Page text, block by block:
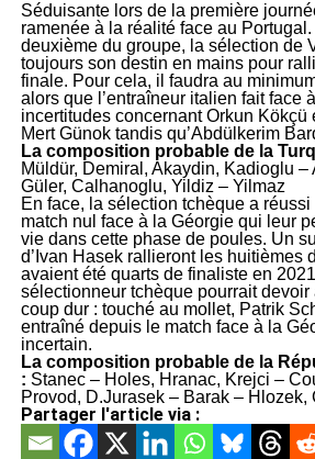
Séduisante lors de la première
ramenée à la réalité face au
deuxième du groupe, la sélection de
toujours son destin en mains pour
finale. Pour cela, il faudra au
alors que l’entraîneur italien fait face
incertitudes concernant Orkun Kökçü
Mert Günok tandis qu’Abdülkerim
La composition probable de la
Müldür, Demiral, Akaydin, Kadioglu –
Güler, Calhanoglu, Yildiz – Yilmaz
En face, la sélection tchèque a
match nul face à la Géorgie qui leur
vie dans cette phase de poules. Un
d’Ivan Hasek rallieront les huitièmes
avaient été quarts de finaliste en
sélectionneur tchèque pourrait devoir
coup dur : touché au mollet, Patrik
entraîné depuis le match face à la
incertain.
La composition probable de la
: Stanec – Holes, Hranac, Krejci –
Provod, D.Jurasek – Barak – Hlozek,
Partager l'article via :